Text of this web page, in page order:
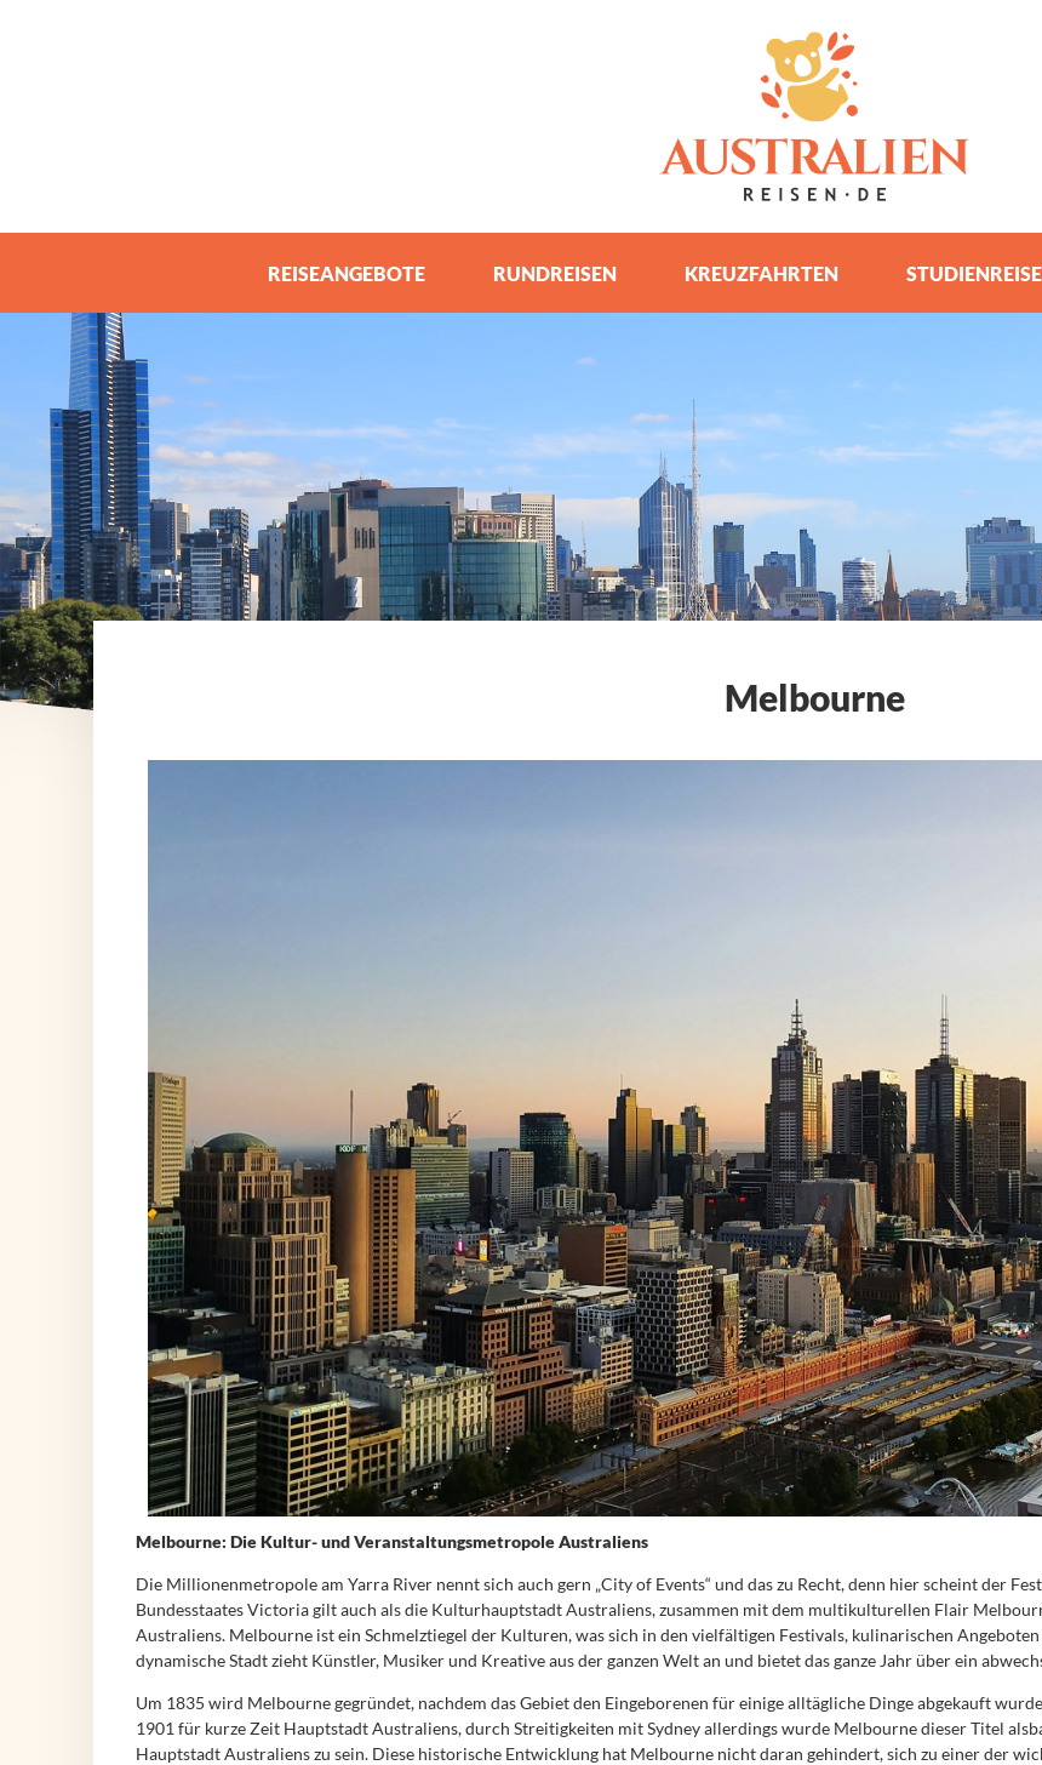
REISEANGEBOTE RUNDREISEN KREUZFAHRTEN
Melbourne
Melbourne: Die Kultur- und Veranstaltungsmetropole Australiens
Die Millionenmetropole am Yarra River nennt sich auch gern „City of Events“ und das zu Recht, denn hier scheint der
Bundesstaates Victoria gilt auch als die Kulturhauptstadt Australiens, zusammen mit dem multikulturellen Flair
Australiens. Melbourne ist ein Schmelztiegel der Kulturen, was sich in den vielfältigen Festivals, kulinarischen
dynamische Stadt zieht Künstler, Musiker und Kreative aus der ganzen Welt an und bietet das ganze Jahr über ein
Um 1835 wird Melbourne gegründet, nachdem das Gebiet den Eingeborenen für einige alltägliche Dinge abgekauft
1901 für kurze Zeit Hauptstadt Australiens, durch Streitigkeiten mit Sydney allerdings wurde Melbourne dieser Titel
Hauptstadt Australiens zu sein. Diese historische Entwicklung hat Melbourne nicht daran gehindert, sich zu einer der